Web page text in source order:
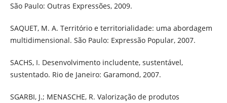
São Paulo: Outras Expressões, 2009.
SAQUET, M. A. Território e territorialidade: uma abordagem
multidimensional. São Paulo: Expressão Popular, 2007.
SACHS, I. Desenvolvimento includente, sustentável,
sustentado. Rio de Janeiro: Garamond, 2007.
SGARBI, J.; MENASCHE, R. Valorização de produtos